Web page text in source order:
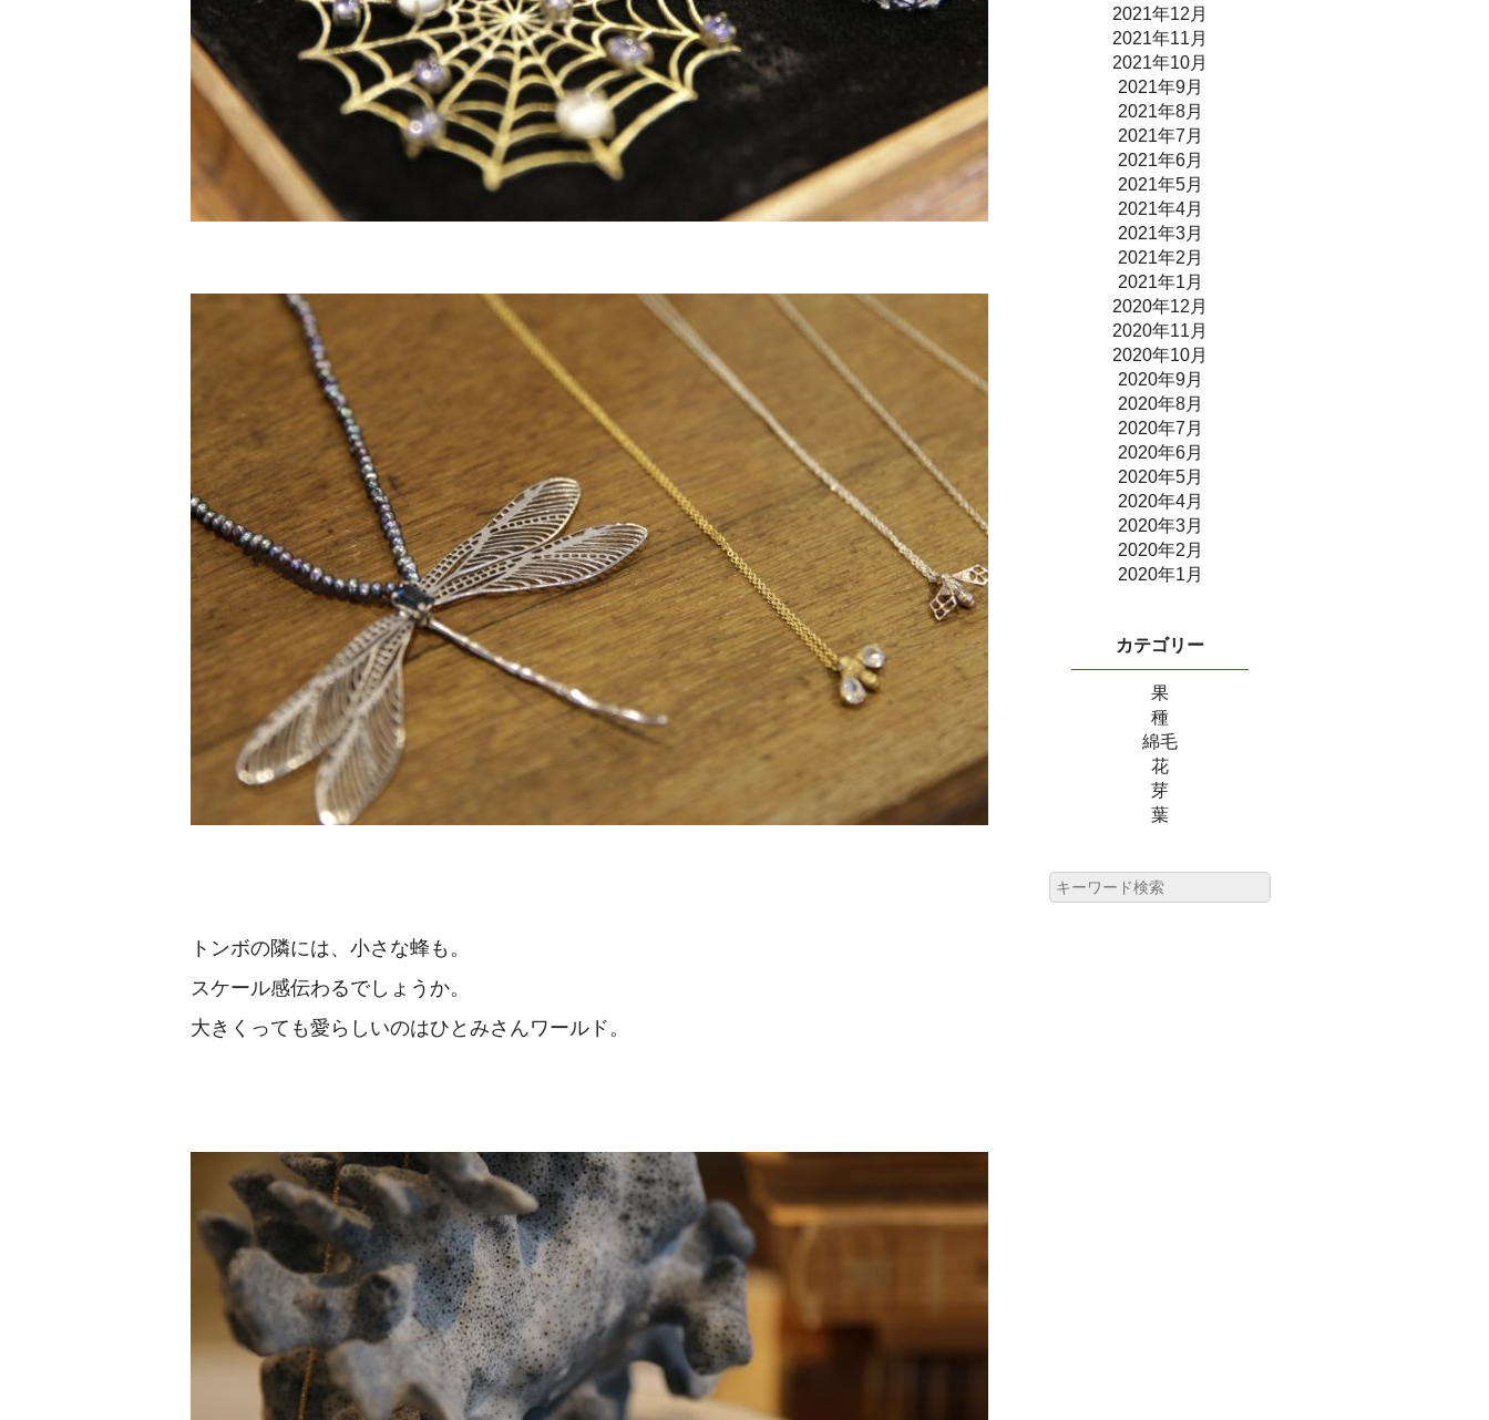
トンボの隣には、小さな蜂も。
スケール感伝わるでしょうか。
大きくっても愛らしいのはひとみさんワールド。
2021年12月
2021年11月
2021年10月
2021年9月
2021年8月
2021年7月
2021年6月
2021年5月
2021年4月
2021年3月
2021年2月
2021年1月
2020年12月
2020年11月
2020年10月
2020年9月
2020年8月
2020年7月
2020年6月
2020年5月
2020年4月
2020年3月
2020年2月
2020年1月
カテゴリー
果
種
綿毛
花
芽
葉